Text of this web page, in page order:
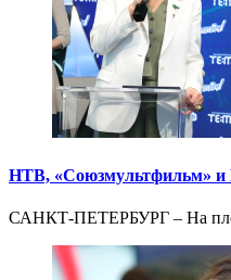
НТВ, «Союзмультфильм» и
САНКТ-ПЕТЕРБУРГ – На